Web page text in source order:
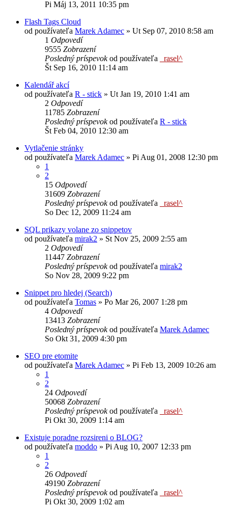
Pi Máj 13, 2011 10:35 pm
Flash Tags Cloud
od používateľa Marek Adamec » Ut Sep 07, 2010 8:58 am
1 Odpovedí
9555 Zobrazení
Posledný príspevokod používateľa
_rasel^
Št Sep 16, 2010 11:14 am
Kalendář akcí
od používateľa R - stick » Ut Jan 19, 2010 1:41 am
2 Odpovedí
11785 Zobrazení
Posledný príspevokod používateľa R - stick
Št Feb 04, 2010 12:30 am
Vytlačenie stránky
od používateľa Marek Adamec » Pi Aug 01, 2008 12:30 pm
1
2
15 Odpovedí
31609 Zobrazení
Posledný príspevokod používateľa
_rasel^
So Dec 12, 2009 11:24 am
SQL prikazy volane zo snippetov
od používateľa mirak2 » St Nov 25, 2009 2:55 am
2 Odpovedí
11447 Zobrazení
Posledný príspevokod používateľa mirak2
So Nov 28, 2009 9:22 pm
Snippet pro hledej (Search)
od používateľa Tomas » Po Mar 26, 2007 1:28 pm
4 Odpovedí
13413 Zobrazení
Posledný príspevokod používateľa Marek Adamec
So Okt 31, 2009 4:30 pm
SEO pre etomite
od používateľa Marek Adamec » Pi Feb 13, 2009 10:26 am
1
2
24 Odpovedí
50068 Zobrazení
Posledný príspevokod používateľa
_rasel^
Pi Okt 30, 2009 1:14 am
Existuje poradne rozsireni o BLOG?
od používateľa moddo » Pi Aug 10, 2007 12:33 pm
1
2
26 Odpovedí
49190 Zobrazení
Posledný príspevokod používateľa
_rasel^
Pi Okt 30, 2009 1:02 am